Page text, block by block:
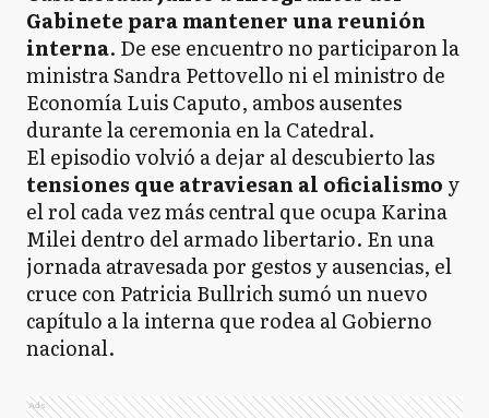
Gabinete para mantener una reunión
interna. De ese encuentro no participaron la
ministra Sandra Pettovello ni el ministro de
Economía Luis Caputo, ambos ausentes
durante la ceremonia en la Catedral.
El episodio volvió a dejar al descubierto las
tensiones que atraviesan al oficialismo y
el rol cada vez más central que ocupa Karina
Milei dentro del armado libertario. En una
jornada atravesada por gestos y ausencias, el
cruce con Patricia Bullrich sumó un nuevo
capítulo a la interna que rodea al Gobierno
nacional.
Ads